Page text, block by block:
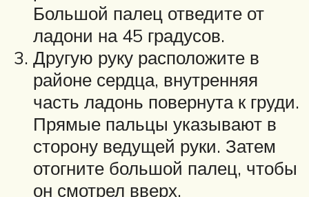
Большой палец отведите от
ладони на 45 градусов.
Другую руку расположите в
районе сердца, внутренняя
часть ладонь повернута к груди.
Прямые пальцы указывают в
сторону ведущей руки. Затем
отогните большой палец, чтобы
он смотрел вверх.